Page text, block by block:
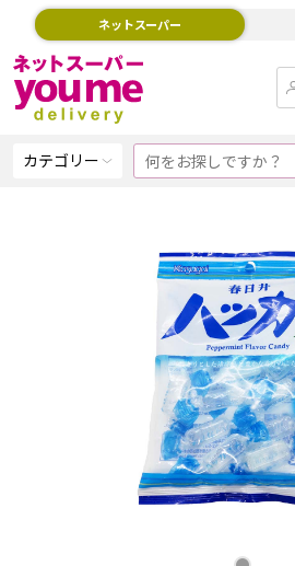
ネットスーパー
カテゴリー